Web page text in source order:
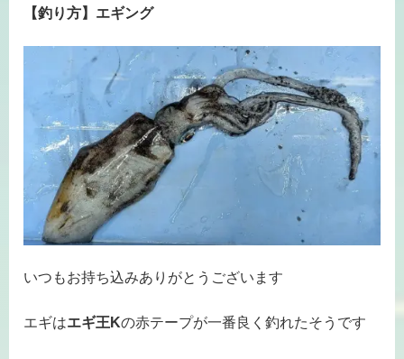
【釣り方】エギング
いつもお持ち込みありがとうございます
エギはエギ王Kの赤テープが一番良く釣れたそうです